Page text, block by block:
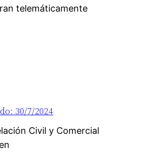
telemáticamente
30/7/2024
Civil y Comercial